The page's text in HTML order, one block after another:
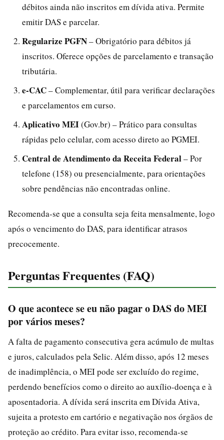
débitos ainda não inscritos em dívida ativa. Permite
emitir DAS e parcelar.
Regularize PGFN– Obrigatório para débitos já
inscritos. Oferece opções de parcelamento e transação
tributária.
e-CAC– Complementar, útil para verificar declarações
e parcelamentos em curso.
Aplicativo MEI(Gov.br) – Prático para consultas
rápidas pelo celular, com acesso direto ao PGMEI.
Central de Atendimento da Receita Federal– Por
telefone (158) ou presencialmente, para orientações
sobre pendências não encontradas online.
Recomenda-se que a consulta seja feita mensalmente, logo
após o vencimento do DAS, para identificar atrasos
precocemente.
Perguntas Frequentes (FAQ)
O que acontece se eu não pagar o DAS do MEI
por vários meses?
A falta de pagamento consecutiva gera acúmulo de multas
e juros, calculados pela Selic. Além disso, após 12 meses
de inadimplência, o MEI pode ser excluído do regime,
perdendo benefícios como o direito ao auxílio-doença e à
aposentadoria. A dívida será inscrita em Dívida Ativa,
sujeita a protesto em cartório e negativação nos órgãos de
proteção ao crédito. Para evitar isso, recomenda-se